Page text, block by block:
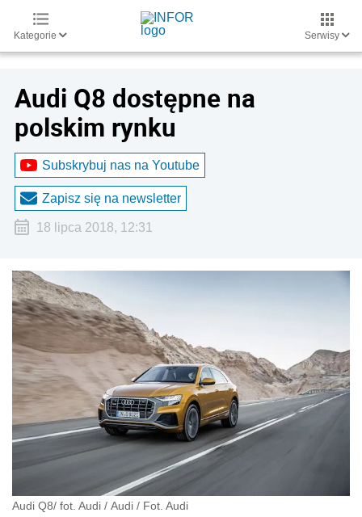
Kategorie Serwisy
Audi Q8 dostępne na
polskim rynku
Subskrybuj nas na Youtube
Zapisz się na newsletter
18 lipca 2018, 12:31
Audi Q8/ fot. Audi / Audi / Fot. Audi